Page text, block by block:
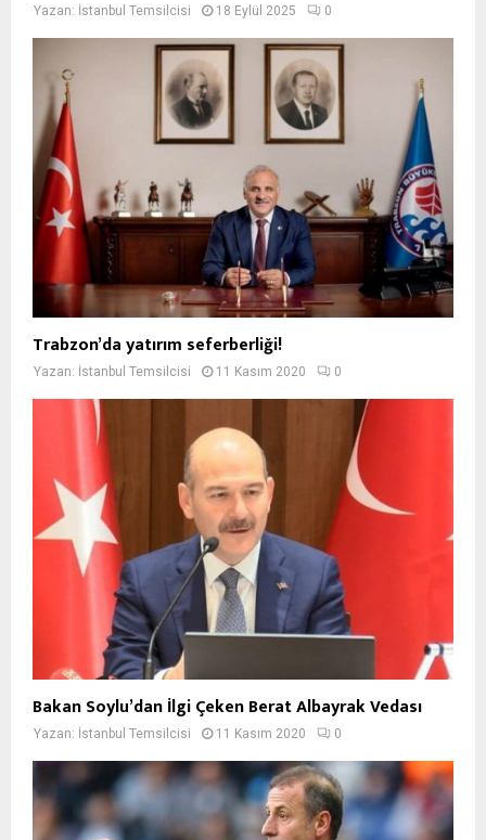
Yazan: İstanbul Temsilcisi 18 Eylül 2025 0
Trabzon’da yatırım seferberliği!
Yazan: İstanbul Temsilcisi 11 Kasım 2020 0
Bakan Soylu’dan İlgi Çeken Berat Albayrak Vedası
Yazan: İstanbul Temsilcisi 11 Kasım 2020 0